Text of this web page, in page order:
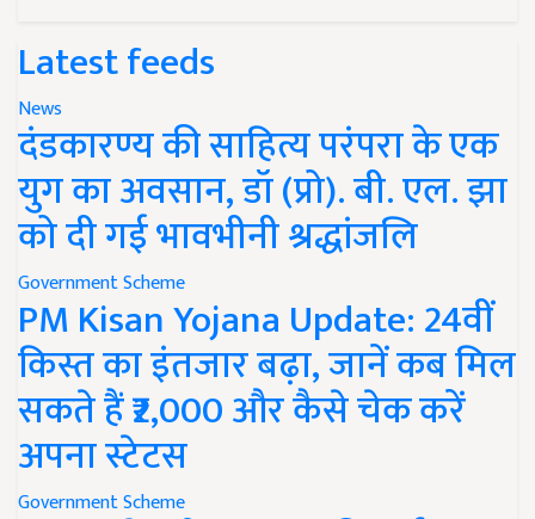
Latest feeds
News
दंडकारण्य की साहित्य परंपरा के एक
युग का अवसान, डॉ (प्रो). बी. एल. झा
को दी गई भावभीनी श्रद्धांजलि
Government Scheme
PM Kisan Yojana Update: 24वीं
किस्त का इंतजार बढ़ा, जानें कब मिल
सकते हैं ₹2,000 और कैसे चेक करें
अपना स्टेटस
Government Scheme